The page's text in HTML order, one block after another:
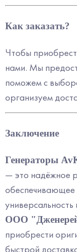
Как заказать?
Чтобы
нами. Мы
поможем с
организуем
Заключение
Генераторы
— это надёжное
ООО
приобрести
быстрой